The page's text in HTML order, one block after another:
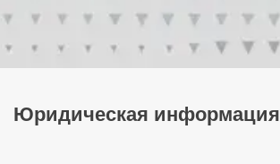
Юридическая информация